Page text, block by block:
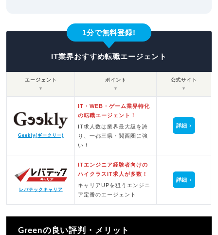
1分で無料登録!
IT業界おすすめ転職エージェント
エージェント
▼
ポイント
▼
公式サイト
▼
Geekly(ギークリー)
IT・WEB・ゲーム業界特化
の転職エージェント！
IT求人数は業界最大級を誇
り、一都三県・関西圏に強
い！
詳細
レバテックキャリア
ITエンジニア経験者向けの
ハイクラスIT求人が多数！
キャリアUPを狙うエンジニ
ア定番のエージェント
詳細
Greenの良い評判・メリット